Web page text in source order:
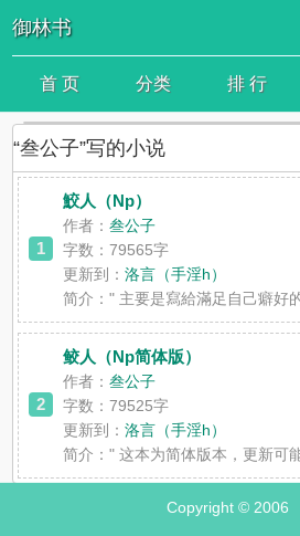
御林书
首 页 分类 排 行
“叁公子”写的小说
1
鮫人（Np）
作者：叁公子
字数：79565字
更新到：洛言（手淫h）
简介：" 主要是寫給滿足自己癖好
2
鲛人（Np简体版）
作者：叁公子
字数：79525字
更新到：洛言（手淫h）
简介：" 这本为简体版本，更新可
Copyright © 2006